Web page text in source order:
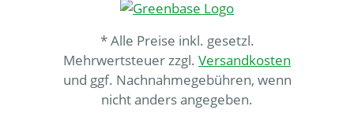
* Alle Preise inkl. gesetzl.
Mehrwertsteuer zzgl. Versandkosten
und ggf. Nachnahmegebühren, wenn
nicht anders angegeben.